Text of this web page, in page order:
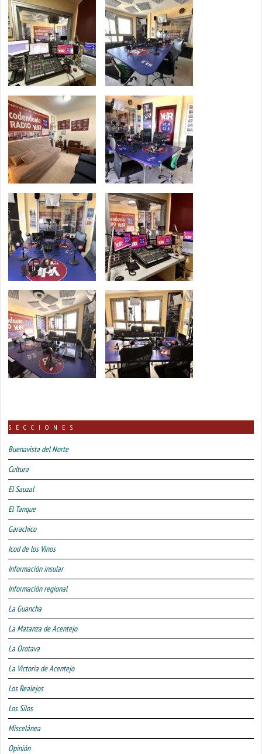
SECCIONES
Buenavista del Norte
Cultura
El Sauzal
El Tanque
Garachico
Icod de los Vinos
Información insular
Información regional
La Guancha
La Matanza de Acentejo
La Orotava
La Victoria de Acentejo
Los Realejos
Los Silos
Miscelánea
Opinión